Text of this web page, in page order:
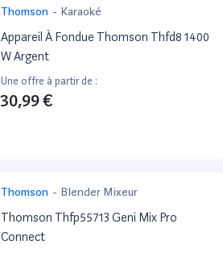
Thomson - Karaoké
Appareil À Fondue Thomson Thfd8 1400
W Argent
Une offre à partir de :
30,99 €
Thomson - Blender Mixeur
Thomson Thfp55713 Geni Mix Pro
Connect